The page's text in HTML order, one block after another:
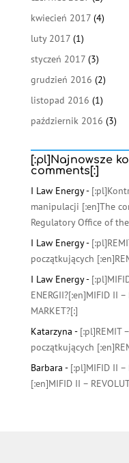
kwiecień 2017(4)
luty 2017(1)
styczeń 2017(3)
grudzień 2016 (2)
listopad 2016 (1)
październik 2016 (3)
[:pl]Najnowsze
comments[:]
I Law Energy-
manipulacji [:en]The
Regulatory Office of
I Law Energy-
początkujących
I Law Energy-
ENERGII?[:en]MIFID II –
MARKET?[:]
Katarzyna - [:pl]REMIT
początkujących
Barbara - [:pl]MIFID II –
[:en]MIFID II –